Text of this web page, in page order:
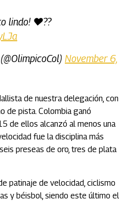
lindo! ❤️??
November 6,
de nuestra delegación, con
de pista. Colombia ganó
de ellos alcanzó al menos una
fue la disciplina más
preseas de oro, tres de plata
patinaje de velocidad, ciclismo
y béisbol, siendo este último el